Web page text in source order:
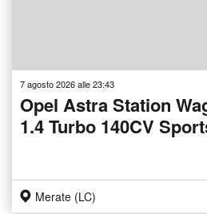
7 agosto 2026 alle 23:43
Opel Astra Station
1.4 Turbo 140CV
Merate (LC)